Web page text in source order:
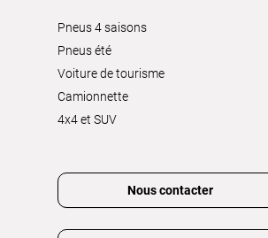
Pneus 4 saisons
Pneus été
Voiture de tourisme
Camionnette
4x4 et SUV
Nous contacter